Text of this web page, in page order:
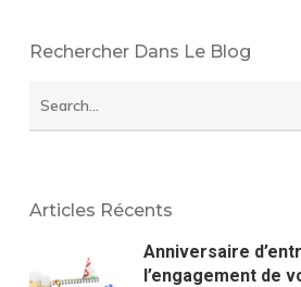
Rechercher Dans Le Blog
Articles Récents
Anniversaire
l’engagement de